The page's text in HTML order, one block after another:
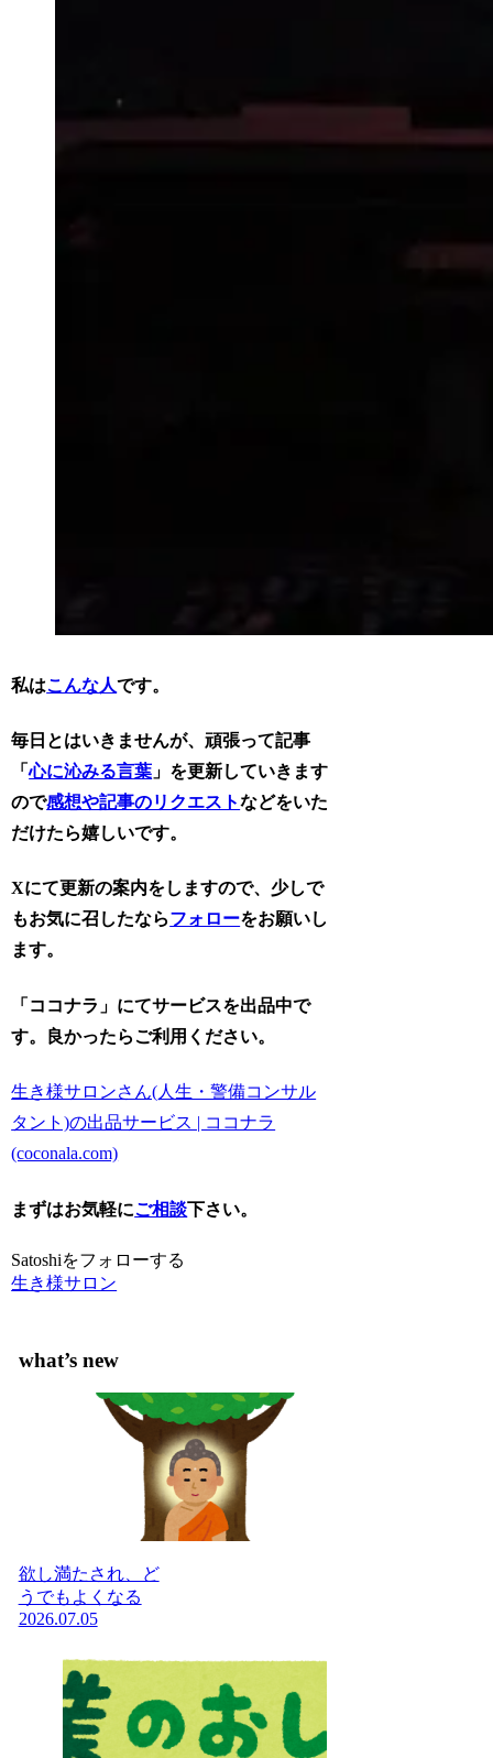
私はこんな人です。
毎日とはいきませんが、頑張って記事
「心に沁みる言葉 」を更新していきます
ので感想や記事のリクエストなどをいた
だけたら嬉しいです。
Xにて更新の案内をしますので、少しで
もお気に召したならフォローをお願いし
ます。
「ココナラ」にてサービスを出品中で
す。良かったらご利用ください。
生き様サロンさん(人生・警備コンサル
タント)の出品サービス | ココナラ
(coconala.com)
まずはお気軽にご相談下さい。
Satoshiをフォローする
生き様サロン
what’s new
欲し満たされ、ど
うでもよくなる
2026.07.05